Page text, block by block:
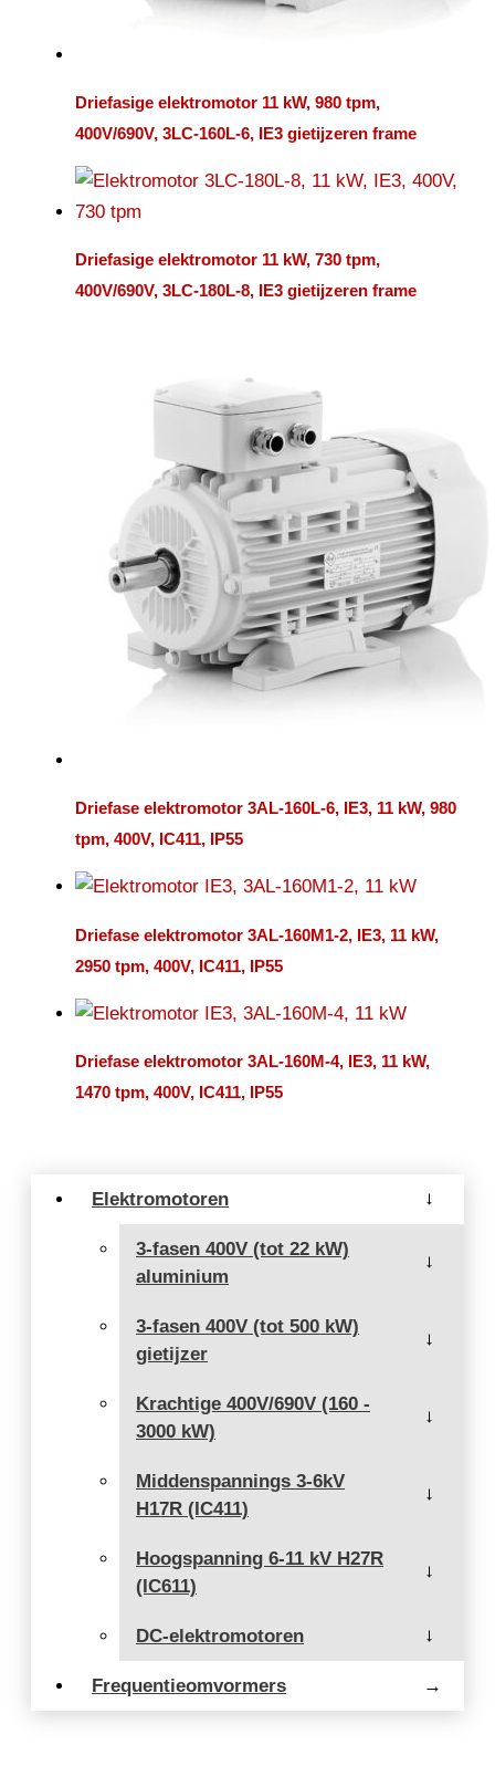
Elektromotoren →
3-fasen 400V (tot 22 kW)
aluminium
→
3-fasen 400V (tot 500 kW)
gietijzer
→
Krachtige 400V/690V (160 -
3000 kW)
→
Middenspannings 3-6kV
H17R (IC411)
→
Hoogspanning 6-11 kV H27R
(IC611)
→
DC-elektromotoren →
Frequentieomvormers →
Driefasige elektromotor 11 kW, 980 tpm,
400V/690V, 3LC-160L-6, IE3 gietijzeren frame
Driefasige elektromotor 11 kW, 730 tpm,
400V/690V, 3LC-180L-8, IE3 gietijzeren frame
Driefase elektromotor 3AL-160L-6, IE3, 11 kW, 980
tpm, 400V, IC411, IP55
Driefase elektromotor 3AL-160M1-2, IE3, 11 kW,
2950 tpm, 400V, IC411, IP55
Driefase elektromotor 3AL-160M-4, IE3, 11 kW,
1470 tpm, 400V, IC411, IP55